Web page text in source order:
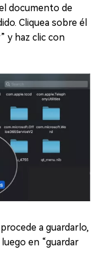
documento de
Cliquea sobre él
y haz clic con
a guardarlo,
en “guardar